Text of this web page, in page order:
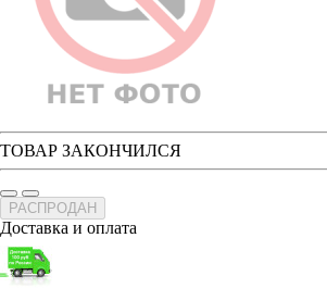
ТОВАР ЗАКОНЧИЛСЯ
РАСПРОДАН
Доставка и оплата